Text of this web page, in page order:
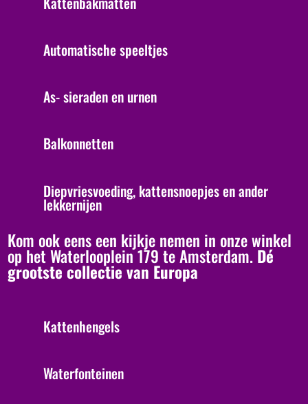
Automatische speeltjes
As- sieraden en urnen
Balkonnetten
Diepvriesvoeding, kattensnoepjes en ander
lekkernijen
Kom ook eens een kijkje nemen in onze winkel
op het Waterlooplein 179 te Amsterdam. Dé
grootste collectie van Europa
Kattenhengels
Waterfonteinen